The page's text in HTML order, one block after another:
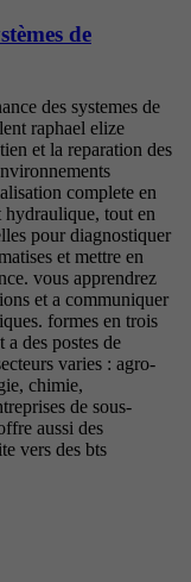
de
des systemes de
raphael elize
et la reparation des
complete en
hydraulique, tout en
pour diagnostiquer
et mettre en
vous apprendrez
et a communiquer
formes en trois
a des postes de
varies : agro-
chimie,
de sous-
aussi des
vers des bts